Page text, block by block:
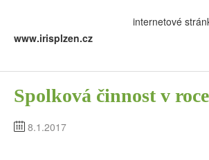
internetové
www.irisplzen.cz
Spolková činnost v
8.1.2017